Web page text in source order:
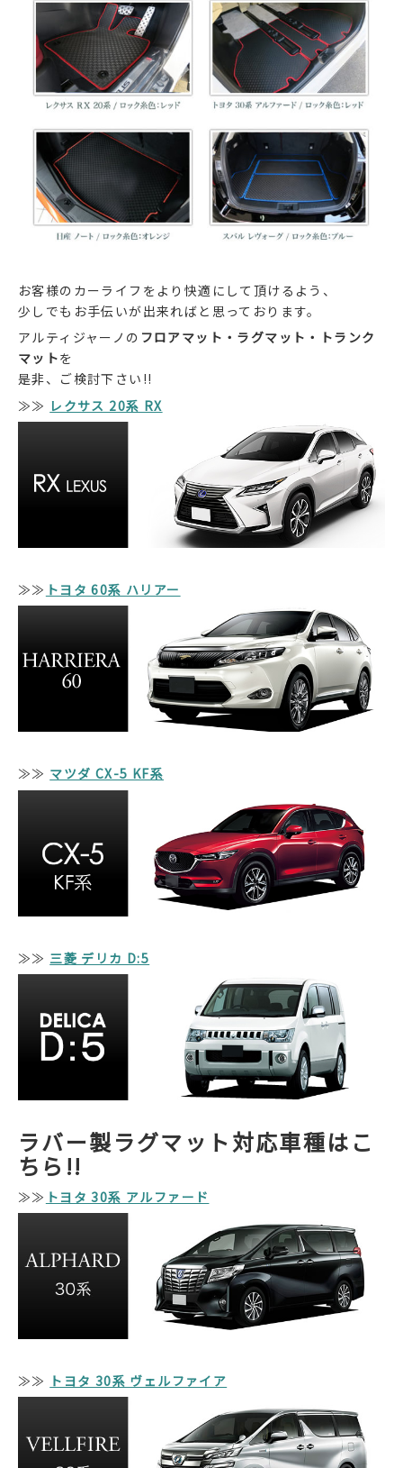
お客様のカーライフをより快適にして頂けるよう、
少しでもお手伝いが出来ればと思っております。
アルティジャーノの フロアマット・ラグマット・トランク
マットを
是非、ご検討下さい!!
≫≫ レクサス 20系 RX
≫≫ トヨタ 60系 ハリアー
≫≫ マツダ CX-5 KF系
≫≫ 三菱 デリカ D:5
ラバー製ラグマット対応車種はこ
ちら!!
≫≫ トヨタ 30系 アルファード
≫≫ トヨタ 30系 ヴェルファイア